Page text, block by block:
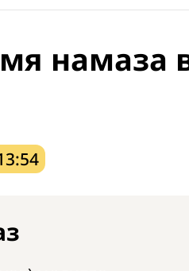
намаза